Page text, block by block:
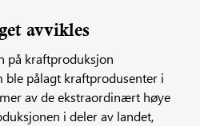
avvikles
på kraftproduksjon
ble pålagt kraftprodusenter i
av de ekstraordinært høye
i deler av landet,